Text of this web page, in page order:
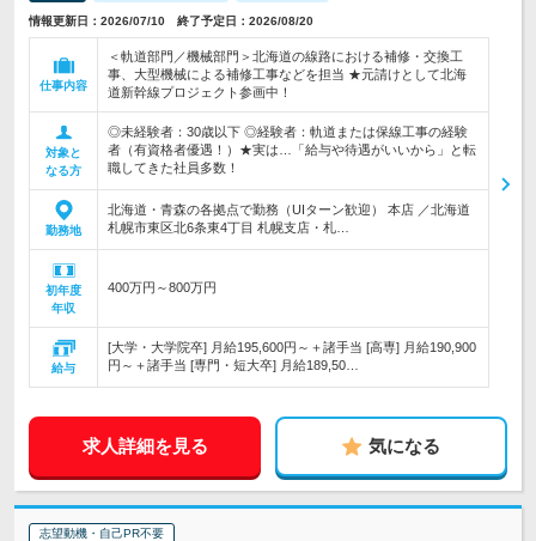
情報更新日：2026/07/10 終了予定日：2026/08/20
仕事内容
＜軌道部門／機械部門＞北海道の線路における補修・交換工
事、大型機械による補修工事などを担当 ★元請けとして北海
道新幹線プロジェクト参画中！
対象と
なる方
◎未経験者：30歳以下 ◎経験者：軌道または保線工事の経験
者（有資格者優遇！）★実は…「給与や待遇がいいから」と転
職してきた社員多数！
勤務地
北海道・青森の各拠点で勤務（UIターン歓迎） 本店 ／北海道
札幌市東区北6条東4丁目 札幌支店・札…
初年度
年収
400万円～800万円
給与
[大学・大学院卒] 月給195,600円～＋諸手当 [高専] 月給190,900
円～＋諸手当 [専門・短大卒] 月給189,50…
求人詳細を見る 気になる
志望動機・自己PR不要